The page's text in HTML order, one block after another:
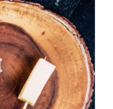
DÉTAILS